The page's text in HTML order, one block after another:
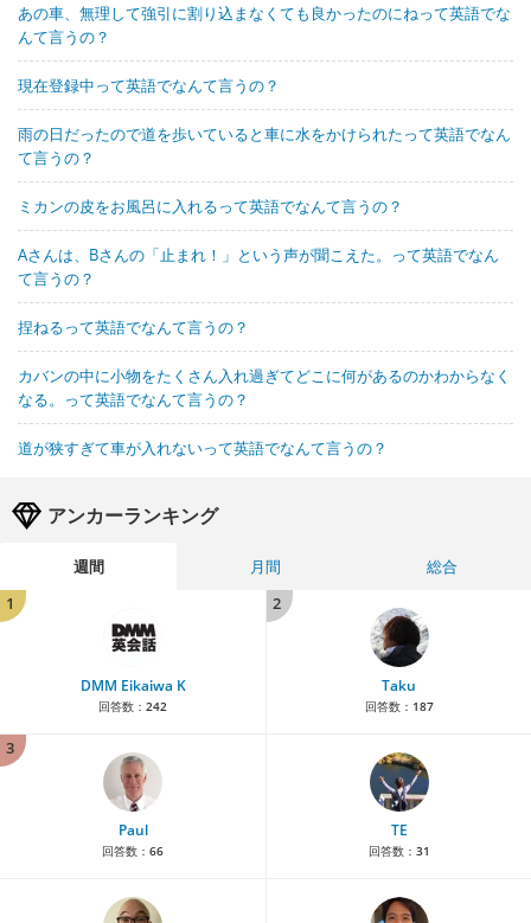
あの車、無理して強引に割り込まなくても良かったのにねって英語でな
んて言うの？
現在登録中って英語でなんて言うの？
雨の日だったので道を歩いていると車に水をかけられたって英語でなん
て言うの？
ミカンの皮をお風呂に入れるって英語でなんて言うの？
Aさんは、Bさんの「止まれ！」という声が聞こえた。って英語でなん
て言うの？
捏ねるって英語でなんて言うの？
カバンの中に小物をたくさん入れ過ぎてどこに何があるのかわからなく
なる。って英語でなんて言うの？
道が狭すぎて車が入れないって英語でなんて言うの？
アンカーランキング
週間 月間
総合
1
DMM Eikaiwa K
回答数： 242
2
Taku
回答数： 187
3
Paul
回答数： 66
TE
回答数： 31